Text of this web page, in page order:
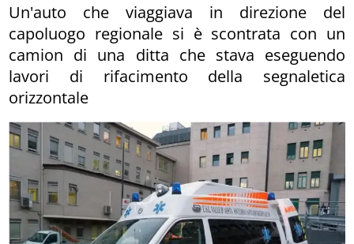
Un'auto che viaggiava in direzione del
capoluogo regionale si è scontrata con un
camion di una ditta che stava eseguendo
lavori di rifacimento della segnaletica
orizzontale